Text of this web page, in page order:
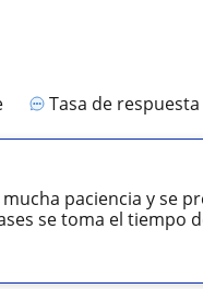
Tasa de
paciencia y se
se toma el tiempo